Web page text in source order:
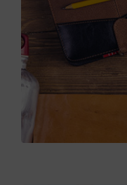
Les
Selon vos
mettre dans
flore ou les
de croquis, et